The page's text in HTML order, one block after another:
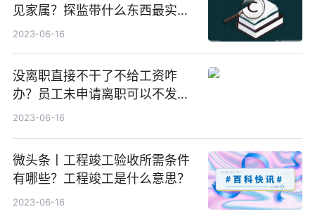
见家属？探监带什么东西最实
用？
2023-06-16
没离职直接不干了不给工资咋
办？员工未申请离职可以不发工
资吗？
2023-06-16
微头条丨工程竣工验收所需条件
有哪些？工程竣工是什么意思？
2023-06-16